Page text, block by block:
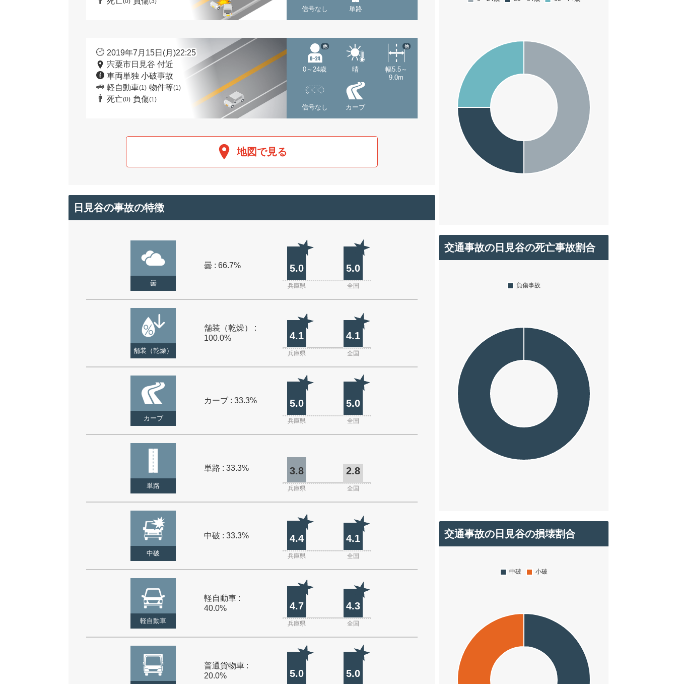
信号なし 単路
2019年7月15日(月)22:25
宍粟市日見谷 付近
車両単独 小破事故
軽自動車(1) 物件等(1)
死亡(0) 負傷(1)
0～24歳
他
晴
幅5.5～
9.0m
他
信号なし カーブ
地図で見る
日見谷の事故の特徴
曇
曇 : 66.7% 5.0 5.0
兵庫県 全国
舗装（乾燥）
舗装（乾燥） :
100.0%
4.1 4.1
兵庫県 全国
カーブ
カーブ : 33.3% 5.0 5.0
兵庫県 全国
単路
単路 : 33.3% 3.8 2.8
兵庫県 全国
中破
中破 : 33.3% 4.4 4.1
兵庫県 全国
軽自動車
軽自動車 :
40.0%
4.7 4.3
兵庫県 全国
普通貨物車 :
20.0%
5.0 5.0
交通事故の日見谷の死亡事故割合
交通事故の日見谷の損壊割合